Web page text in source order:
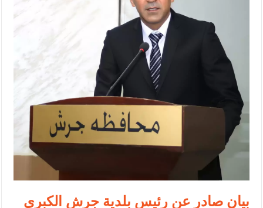
النواب يقر مشروع تعديل قانون الملكية العقارية
القاضي يلتقي رؤساء تحرير الصحف اليومية ويؤكد حرص مجلس النواب
على شراكة فاعلة مع الإعلام
دعوة المكلفين بخدمة العلم (الدفعة الثالثة) إلى مراجعة منصة خدمة
العلم
الملك يلتقي مجموعة من رفاق السلاح
الملك يتلقى اتصالا هاتفيا من العاهل البحريني
القاضي محمود أحمد فريحات.. مبارك ومزيدا من التوفيق
بيان صادر عن رئيس بلدية جرش الكبرى